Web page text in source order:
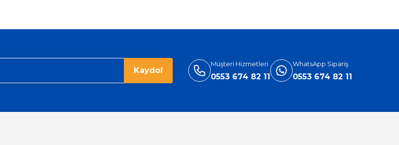
Gönder
Kaydol
Müşteri Hizmetleri
0553 674 82 11
WhatsApp Sipariş
0553 674 82 11